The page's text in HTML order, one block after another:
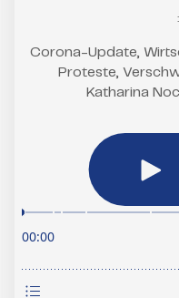
Corona-Update,
Proteste,
Katharina